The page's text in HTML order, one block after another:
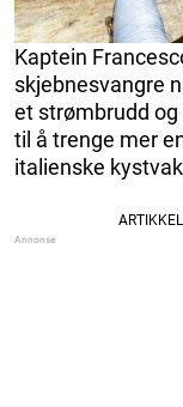
Kaptein
skjebnesvangre
et strømbrudd
til å trenge mer
italienske